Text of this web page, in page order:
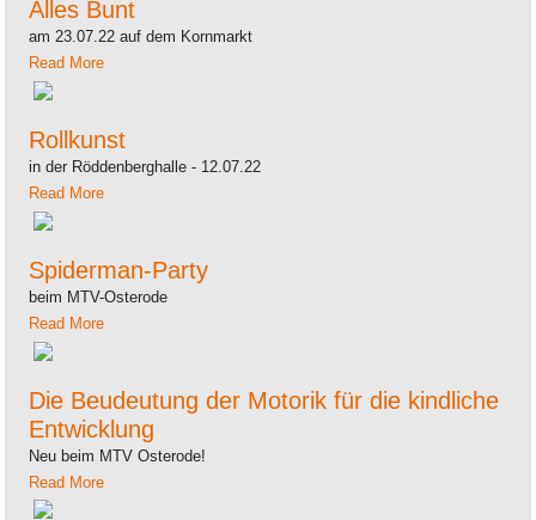
Alles Bunt
am 23.07.22 auf dem Kornmarkt
Read More
Rollkunst
in der Röddenberghalle - 12.07.22
Read More
Spiderman-Party
beim MTV-Osterode
Read More
Die Beudeutung der Motorik für die kindliche
Entwicklung
Neu beim MTV Osterode!
Read More